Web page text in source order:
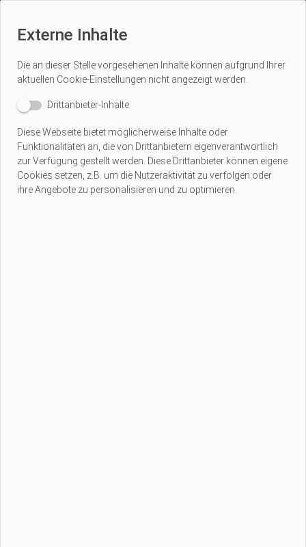
Externe Inhalte
Die an dieser Stelle vorgesehenen Inhalte können aufgrund Ihrer
aktuellen Cookie-Einstellungen nicht angezeigt werden.
Drittanbieter-Inhalte
Diese Webseite bietet möglicherweise Inhalte oder
Funktionalitäten an, die von Drittanbietern eigenverantwortlich
zur Verfügung gestellt werden. Diese Drittanbieter können eigene
Cookies setzen, z.B. um die Nutzeraktivität zu verfolgen oder
ihre Angebote zu personalisieren und zu optimieren.